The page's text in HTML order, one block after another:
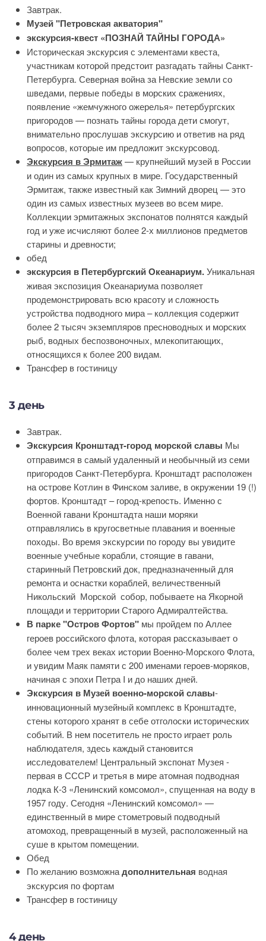
Завтрак.
Музей "Петровская акватория"
экскурсия-квест «ПОЗНАЙ ТАЙНЫ ГОРОДА»
Историческая экскурсия с элементами квеста,
участникам которой предстоит разгадать тайны Санкт-
Петербурга. Северная война за Невские земли со
шведами, первые победы в морских сражениях,
появление «жемчужного ожерелья» петербургских
пригородов — познать тайны города дети смогут,
внимательно прослушав экскурсию и ответив на ряд
вопросов, которые им предложит экскурсовод.
Экскурсия в Эрмитаж— крупнейший музей в России
и один из самых крупных в мире. Государственный
Эрмитаж, также известный как Зимний дворец — это
один из самых известных музеев во всем мире.
Коллекции эрмитажных экспонатов полнятся каждый
год и уже исчисляют более 2-х миллионов предметов
старины и древности;
обед
экскурсия в Петербургский Океанариум.Уникальная
живая экспозиция Океанариума позволяет
продемонстрировать всю красоту и сложность
устройства подводного мира – коллекция содержит
более 2 тысяч экземпляров пресноводных и морских
рыб, водных беспозвоночных, млекопитающих,
относящихся к более 200 видам.
Трансфер в гостиницу
3 день
Завтрак.
Экскурсия Кронштадт-город морской славы Мы
отправимся в самый удаленный и необычный из семи
пригородов Санкт-Петербурга. Кронштадт расположен
на острове Котлин в Финском заливе, в окружении 19 (!)
фортов. Кронштадт – город-крепость. Именно с
Военной гавани Кронштадта наши моряки
отправлялись в кругосветные плавания и военные
походы. Во время экскурсии по городу вы увидите
военные учебные корабли, стоящие в гавани,
старинный Петровский док, предназначенный для
ремонта и оснастки кораблей, величественный
Никольский Морской собор, побываете на Якорной
площади и территории Старого Адмиралтейства.
В парке "Остров Фортов" мы пройдем по Аллее
героев российского флота, которая рассказывает о
более чем трех веках истории Военно-Морского Флота,
и увидим Маяк памяти с 200 именами героев-моряков,
начиная с эпохи Петра I и до наших дней.
Экскурсия в Музей военно-морской славы-
инновационный музейный комплекс в Кронштадте,
стены которого хранят в себе отголоски исторических
событий. В нем посетитель не просто играет роль
наблюдателя, здесь каждый становится
исследователем! Центральный экспонат Музея -
первая в СССР и третья в мире атомная подводная
лодка К-3 «Ленинский комсомол», спущенная на воду в
1957 году. Сегодня «Ленинский комсомол» —
единственный в мире стометровый подводный
атомоход, превращенный в музей, расположенный на
суше в крытом помещении.
Обед
По желанию возможнадополнительная водная
экскурсия по фортам
Трансфер в гостиницу
4 день